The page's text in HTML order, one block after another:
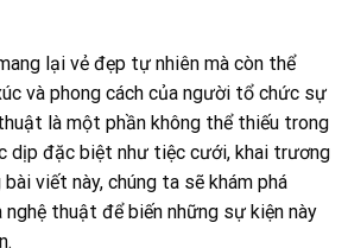
lại vẻ đẹp tự nhiên mà còn thể
và phong cách của người tổ chức sự
là một phần không thể thiếu trong
dịp đặc biệt như tiệc cưới, khai trương
viết này, chúng ta sẽ khám phá
nghệ thuật để biến những sự kiện này